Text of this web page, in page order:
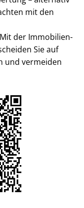
mit den
der Im­mo­bi­li­en­
Sie auf
und vermeiden